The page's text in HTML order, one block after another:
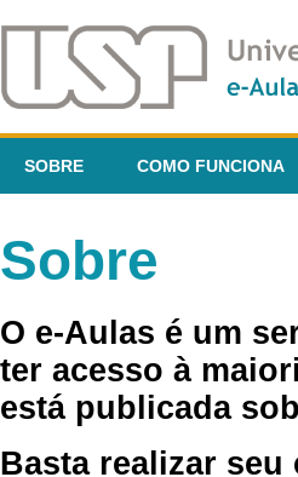
SOBRE COMO FUNCIONA
Sobre
O e-Aulas é um
ter acesso à
está publicada
Basta realizar